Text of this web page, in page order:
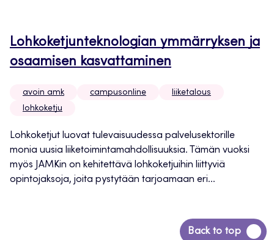
Lohkoketjunteknologian ymmärryksen ja
osaamisen kasvattaminen
avoin amk campusonline
liiketalous
lohkoketju
Lohkoketjut luovat tulevaisuudessa palvelusektorille
monia uusia liiketoimintamahdollisuuksia. Tämän vuoksi
myös JAMKin on kehitettävä lohkoketjuihin liittyviä
opintojaksoja, joita pystytään tarjoamaan eri...
Back to top
Siirry